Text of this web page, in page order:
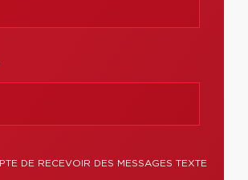
DE RECEVOIR DES MESSAGES TEXTE